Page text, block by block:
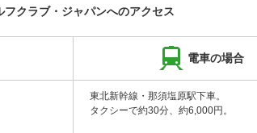
クラブ・ジャパンへのアクセス
電車の場合
東北新幹線・那須塩原駅下車。
タクシーで約30分、約6,000円。